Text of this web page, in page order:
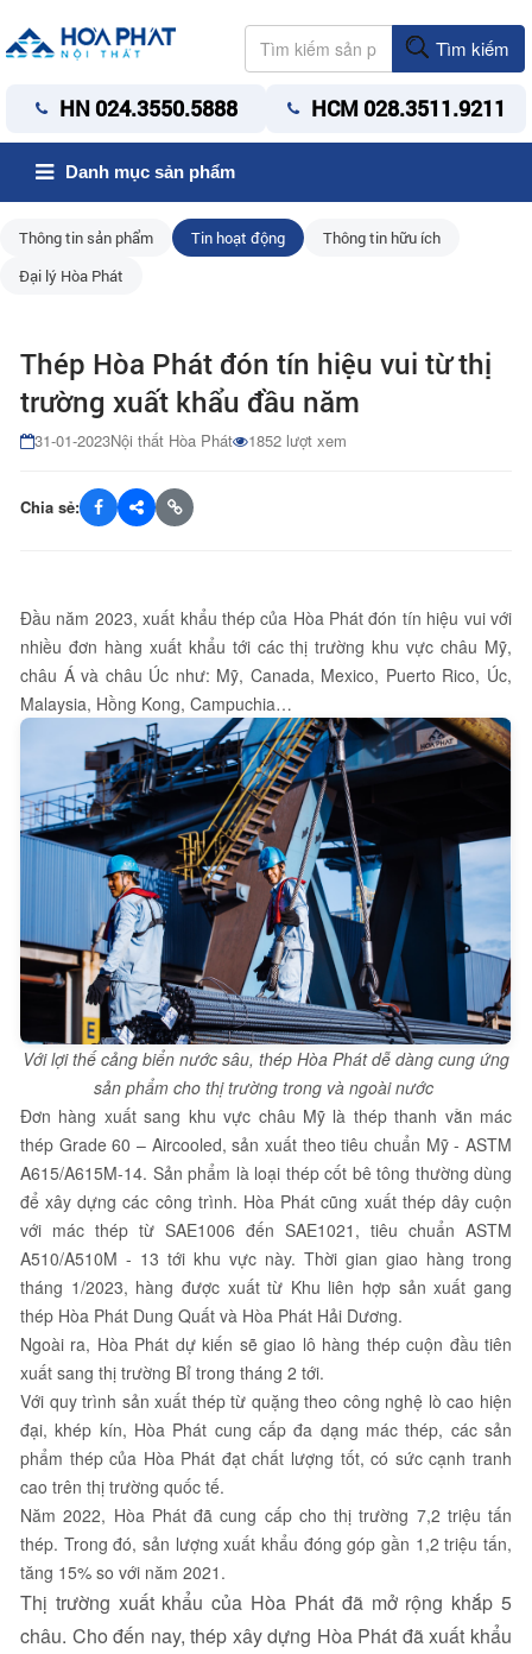
Tìm kiếm
HN 024.3550.5888 HCM 028.3511.9211
Danh mục sản phẩm
Thông tin sản phẩm Tin hoạt động
Thông tin hữu ích
Đại lý Hòa Phát
Thép Hòa Phát đón tín hiệu vui từ thị
trường xuất khẩu đầu năm
31-01-2023Nội thất Hòa Phát 1852 lượt xem
Chia sẻ:
Đầu năm 2023, xuất khẩu thép của Hòa Phát đón tín hiệu vui với
nhiều đơn hàng xuất khẩu tới các thị trường khu vực châu Mỹ,
châu Á và châu Úc như: Mỹ, Canada, Mexico, Puerto Rico, Úc,
Malaysia, Hồng Kong, Campuchia…
Với lợi thế cảng biển nước sâu, thép Hòa Phát dễ dàng cung ứng
sản phẩm cho thị trường trong và ngoài nước
Đơn hàng xuất sang khu vực châu Mỹ là thép thanh vằn mác
thép Grade 60 – Aircooled, sản xuất theo tiêu chuẩn Mỹ - ASTM
A615/A615M-14. Sản phẩm là loại thép cốt bê tông thường dùng
để xây dựng các công trình. Hòa Phát cũng xuất thép dây cuộn
với mác thép từ SAE1006 đến SAE1021, tiêu chuẩn ASTM
A510/A510M - 13 tới khu vực này. Thời gian giao hàng trong
tháng 1/2023, hàng được xuất từ Khu liên hợp sản xuất gang
thép Hòa Phát Dung Quất và Hòa Phát Hải Dương.
Ngoài ra, Hòa Phát dự kiến sẽ giao lô hàng thép cuộn đầu tiên
xuất sang thị trường Bỉ trong tháng 2 tới.
Với quy trình sản xuất thép từ quặng theo công nghệ lò cao hiện
đại, khép kín, Hòa Phát cung cấp đa dạng mác thép, các sản
phẩm thép của Hòa Phát đạt chất lượng tốt, có sức cạnh tranh
cao trên thị trường quốc tế.
Năm 2022, Hòa Phát đã cung cấp cho thị trường 7,2 triệu tấn
thép. Trong đó, sản lượng xuất khẩu đóng góp gần 1,2 triệu tấn,
tăng 15% so với năm 2021.
Thị trường xuất khẩu của Hòa Phát đã mở rộng khắp 5
châu. Cho đến nay, thép xây dựng Hòa Phát đã xuất khẩu